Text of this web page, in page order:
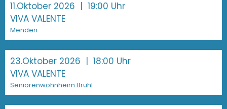
11.Oktober 2026 | 19:00 Uhr
VIVA VALENTE
Menden
23.Oktober 2026 | 18:00 Uhr
VIVA VALENTE
Seniorenwohnheim Brühl